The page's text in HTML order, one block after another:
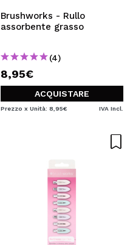
Brushworks - Rullo
assorbente grasso
(4)
8,95€
ACQUISTARE
Prezzo x Unità: 8,95€ IVA Incl.